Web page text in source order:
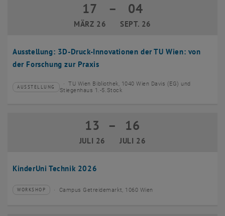
Ausstellung: 3D-Druck-Innovationen der TU Wien: von
der Forschung zur Praxis
17
MÄRZ 26
17 März 2026 bis 04 September 2026
– 04
SEPT. 26
Veranstaltungstyp:
AUSSTELLUNG
Veranstaltungsort:
TU Wien Bibliothek, 1040 Wien Davis (EG) und
Stiegenhaus 1.-5.Stock
KinderUni Technik 2026
13
JULI 26
13 Juli 2026 bis 16 Juli 2026
– 16
JULI 26
Veranstaltungstyp:
WORKSHOP
Veranstaltungsort:Campus Getreidemarkt, 1060 Wien